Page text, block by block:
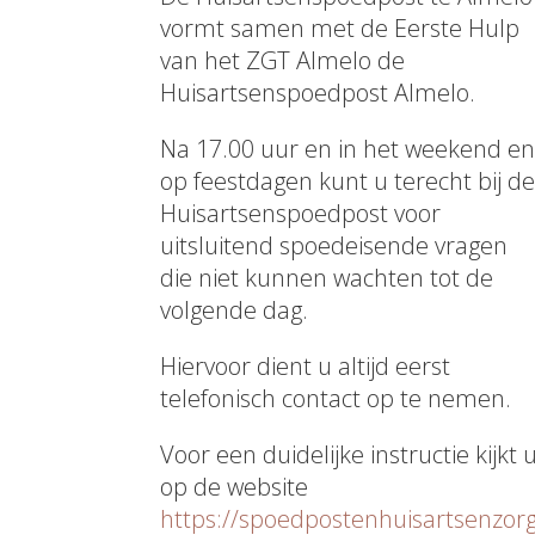
vormt samen met de Eerste Hulp
van het ZGT Almelo de
Huisartsenspoedpost Almelo.
Na 17.00 uur en in het weekend en
op feestdagen kunt u terecht bij de
Huisartsenspoedpost voor
uitsluitend spoedeisende vragen
die niet kunnen wachten tot de
volgende dag.
Hiervoor dient u altijd eerst
telefonisch contact op te nemen.
Voor een duidelijke instructie kijkt u
op de website
https://